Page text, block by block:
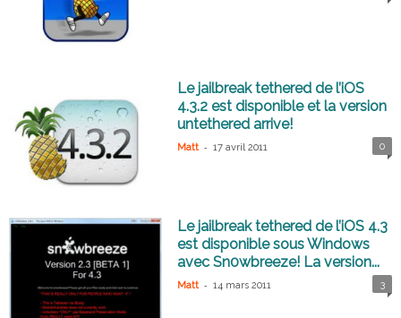
Le jailbreak tethered de l’iOS
4.3.2 est disponible et la version
untethered arrive!
Matt - 17 avril 2011 0
Le jailbreak tethered de l’iOS 4.3
est disponible sous Windows
avec Sn0wbreeze! La version...
Matt - 14 mars 2011 3